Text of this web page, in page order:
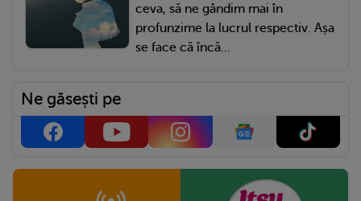
ceva, să ne gândim mai în
profunzime la lucrul respectiv. Așa
se face că încă...
Ne găsești pe